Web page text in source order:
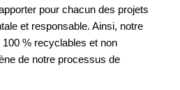
pour chacun des projets
et responsable. Ainsi, notre
% recyclables et non
de notre processus de
Précédent